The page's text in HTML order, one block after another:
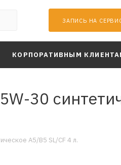
ЗАПИСЬ НА
КОРПОРАТИВНЫМ
30
A5/B5 SL/CF 4 л.